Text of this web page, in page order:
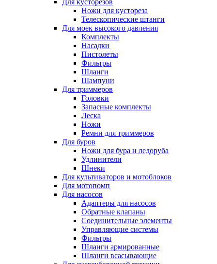
Для кусторезов
Ножи для кустореза
Телескопические штанги
Для моек высокого давления
Комплекты
Насадки
Пистолеты
Фильтры
Шланги
Шампуни
Для триммеров
Головки
Запасные комплекты
Леска
Ножи
Ремни для триммеров
Для буров
Ножи для бура и ледоруба
Удлинители
Шнеки
Для культиваторов и мотоблоков
Для мотопомп
Для насосов
Адаптеры для насосов
Обратные клапаны
Соединительные элементы
Управляющие системы
Фильтры
Шланги армированные
Шланги всасывающие